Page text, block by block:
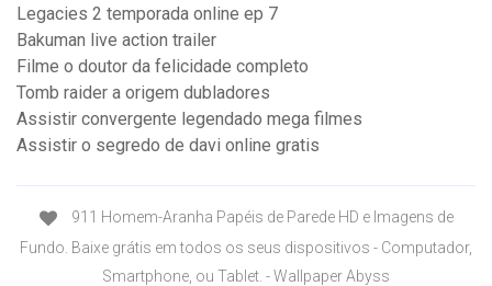
Legacies 2 temporada online ep 7
Bakuman live action trailer
Filme o doutor da felicidade completo
Tomb raider a origem dubladores
Assistir convergente legendado mega filmes
Assistir o segredo de davi online gratis
911 Homem-Aranha Papéis de Parede HD e Imagens de
Fundo. Baixe grátis em todos os seus dispositivos - Computador,
Smartphone, ou Tablet. - Wallpaper Abyss